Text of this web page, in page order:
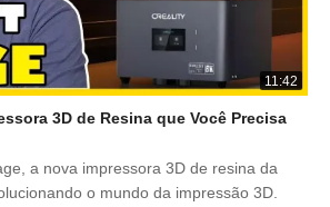
11:42
3D de Resina que Você Precisa
a nova impressora 3D de resina da
o mundo da impressão 3D.